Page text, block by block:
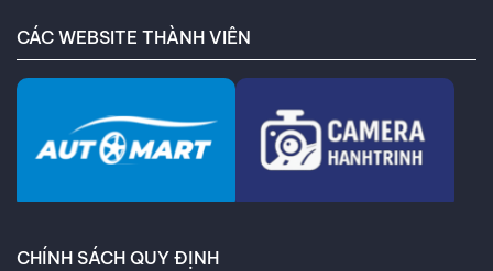
CÁC WEBSITE THÀNH VIÊN
CHÍNH SÁCH QUY ĐỊNH